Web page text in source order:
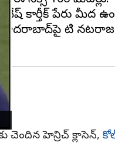
కార్తీక్ పేరు మీద
హైదరాబాద్‌పై టి
హెన్రిచ్ క్లాసెన్,